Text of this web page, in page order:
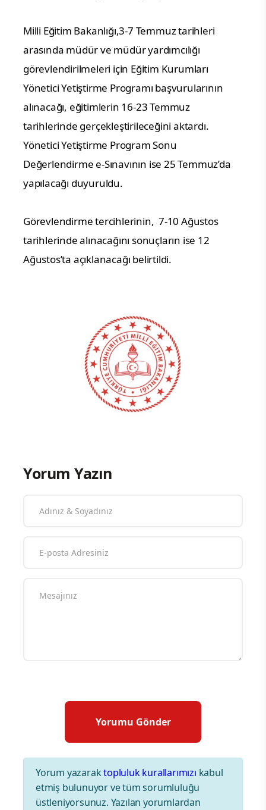
Milli Eğitim Bakanlığı,3-7 Temmuz tarihleri
arasında müdür ve müdür yardımcılığı
görevlendirilmeleri için Eğitim Kurumları
Yönetici Yetiştirme Programı başvurularının
alınacağı, eğitimlerin 16-23 Temmuz
tarihlerinde gerçekleştirileceğini aktardı.
Yönetici Yetiştirme Program Sonu
Değerlendirme e-Sınavının ise 25 Temmuz’da
yapılacağı duyuruldu.
Görevlendirme tercihlerinin, 7-10 Ağustos
tarihlerinde alınacağını sonuçların ise 12
Ağustos’ta açıklanacağı belirtildi.
Yorum Yazın
Yorum yazaraktopluluk kurallarımızı kabul
etmiş bulunuyor ve tüm sorumluluğu
üstleniyorsunuz. Yazılan yorumlardan